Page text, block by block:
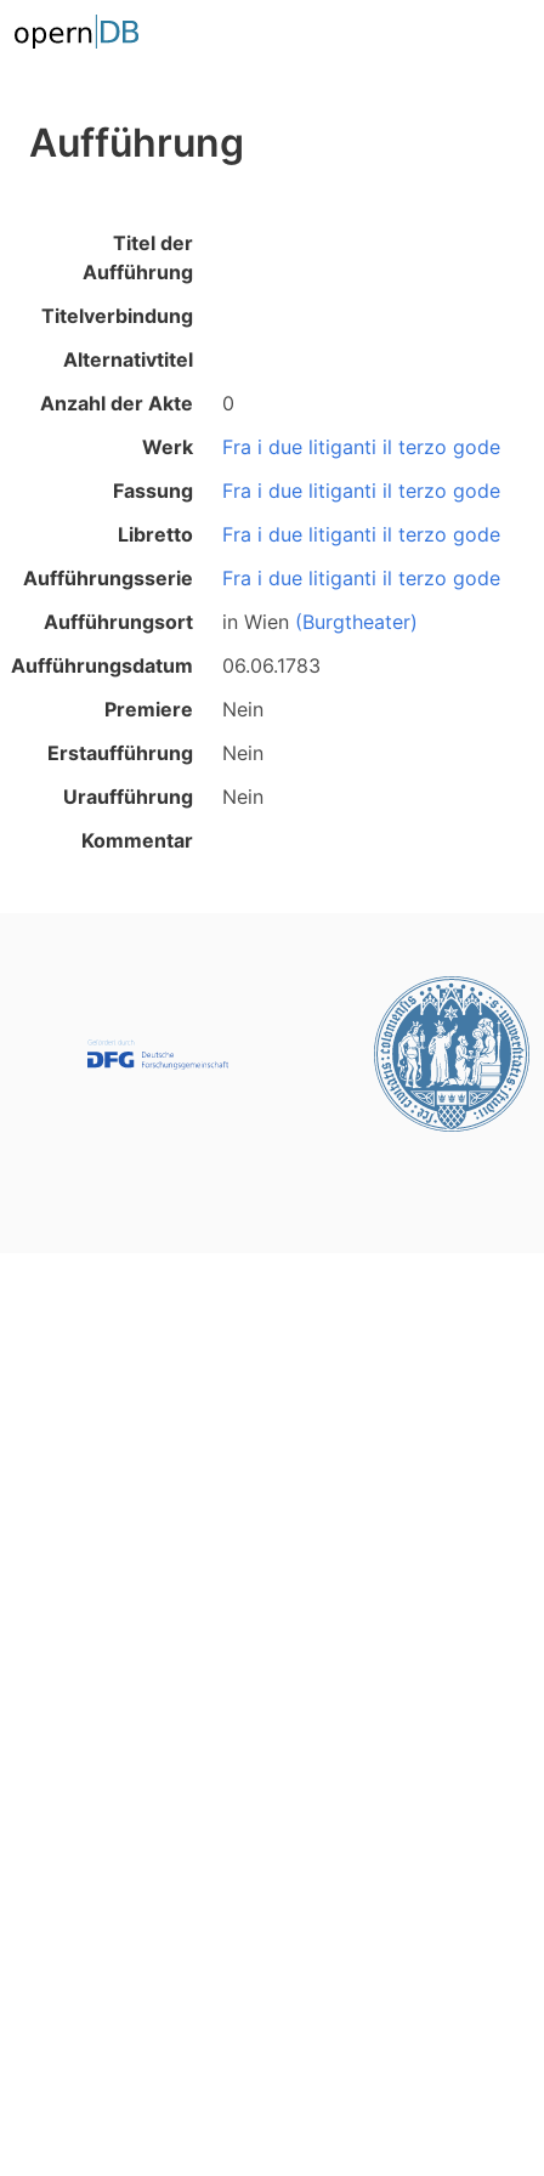
Aufführung
Titel der
Aufführung
Titelverbindung
Alternativtitel
Anzahl der Akte
0
Werk
Fra i due litiganti il terzo gode
Fassung
Fra i due litiganti il terzo gode
Libretto
Fra i due litiganti il terzo gode
Aufführungsserie
Fra i due litiganti il terzo gode
Aufführungsort
inWien (Burgtheater)
Aufführungsdatum
06.06.1783
Premiere
Nein
Erstaufführung
Nein
Uraufführung
Nein
Kommentar